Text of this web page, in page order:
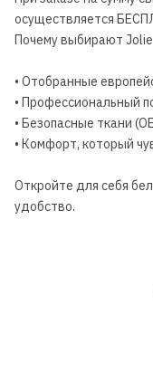
осуществляется
Почему выбирают Jolie
• Отобранные
• Профессиональный
• Безопасные ткани
• Комфорт, который
Откройте для себя
удобство.